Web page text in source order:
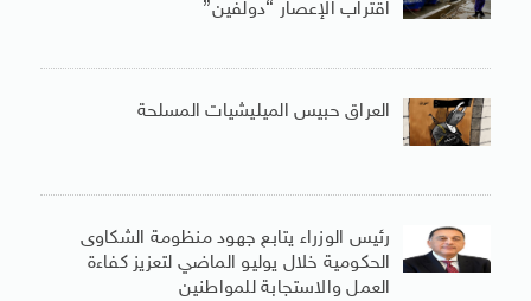
اقتراب الإعصار “دولفين”
العراق حبيس الميليشيات المسلحة
رئيس الوزراء يتابع جهود منظومة الشكاوى
الحكومية خلال يوليو الماضي لتعزيز كفاءة
العمل والاستجابة للمواطنين